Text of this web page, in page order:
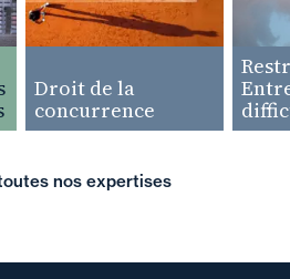
Droit de la
concurrence
nos expertises